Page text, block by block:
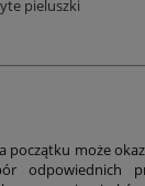
pieluszki
początku może
odpowiednich